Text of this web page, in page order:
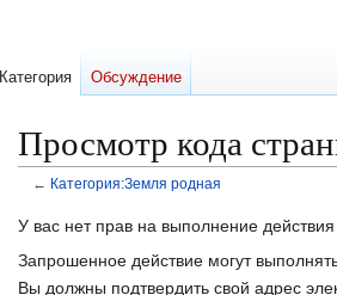
Просмотр кода
← Категория:Земля родная
Перейти
к
Перейти
к
У вас нет прав на выполнение
Запрошенное действие могут
Вы должны подтвердить свой адрес
Категория Обсуждение